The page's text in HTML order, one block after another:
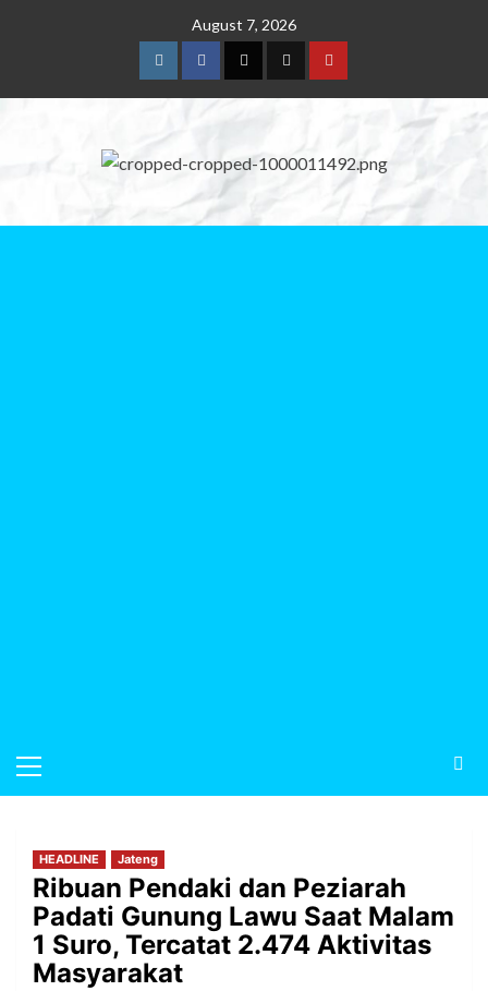
August 7, 2026
HEADLINE Jateng
Ribuan Pendaki dan Peziarah
Padati Gunung Lawu Saat Malam
1 Suro, Tercatat 2.474 Aktivitas
Masyarakat